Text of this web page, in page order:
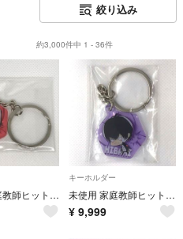
絞り込み
約3,000件中 1 - 36件
未使用 家庭教師ヒットマンREBORN! アクリルチャームコレクション 獄寺隼人 ジャンプショップ中国限定
キーホルダー
未使用 家庭教師ヒットマンREBORN! アクリルチャームコレクション 雲雀恭弥 ジャンプショップ中国限定
¥ 9,999